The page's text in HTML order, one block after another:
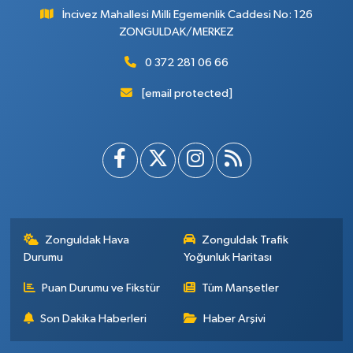
İncivez Mahallesi Milli Egemenlik Caddesi No: 126
ZONGULDAK/MERKEZ
0 372 281 06 66
[email protected]
Zonguldak Hava
Durumu
Zonguldak Trafik
Yoğunluk Haritası
Puan Durumu ve Fikstür Tüm Manşetler
Son Dakika Haberleri Haber Arşivi